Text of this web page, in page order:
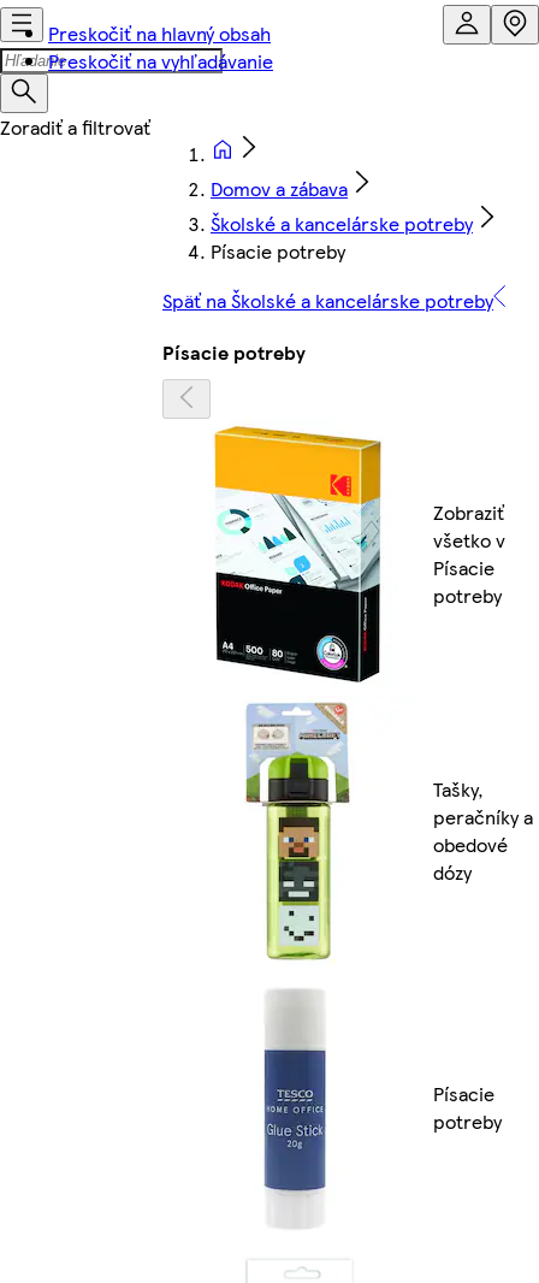
Preskočiť na hlavný obsah
Preskočiť na vyhľadávanie
Domov a zábava
Školské a kancelárske potreby
Písacie potreby
Späť na Školské a kancelárske potreby
Písacie potreby
Zobraziť
všetko v
Písacie
potreby
Tašky,
peračníky a
obedové
dózy
Písacie
potreby